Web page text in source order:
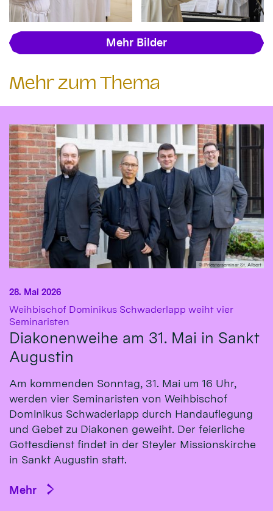
Mehr Bilder
Mehr zum Thema
© Priesterseminar St. Albert
Weihbischof Dominikus Schwaderlapp weiht vier
Seminaristen
Diakonenweihe am 31. Mai in Sankt
Augustin
28. Mai 2026
Am kommenden Sonntag, 31. Mai um 16 Uhr,
werden vier Seminaristen von Weihbischof
Dominikus Schwaderlapp durch Handauflegung
und Gebet zu Diakonen geweiht. Der feierliche
Gottesdienst findet in der Steyler Missionskirche
in Sankt Augustin statt.
Mehr